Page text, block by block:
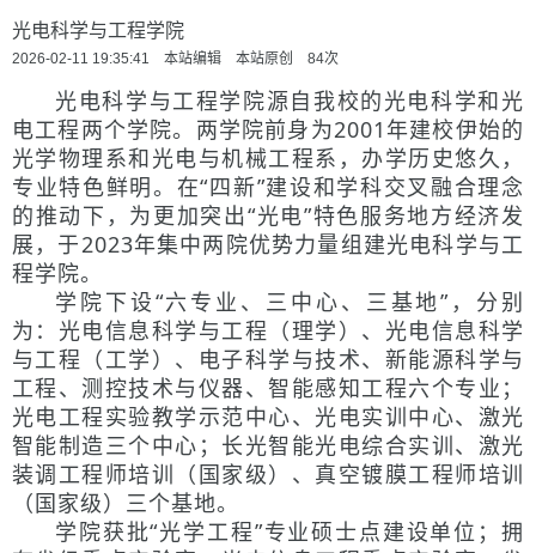
光电科学与工程学院
2026-02-11 19:35:41 本站编辑 本站原创 84次
光电科学与工程学院源自我校的光电科学和光
电工程两个学院。两学院前身为2001年建校伊始的
光学物理系和光电与机械工程系，办学历史悠久，
专业特色鲜明。在“四新”建设和学科交叉融合理念
的推动下，为更加突出“光电”特色服务地方经济发
展，于2023年集中两院优势力量组建光电科学与工
程学院。
学院下设“六专业、三中心、三基地”，分别
为：光电信息科学与工程（理学）、光电信息科学
与工程（工学）、电子科学与技术、新能源科学与
工程、测控技术与仪器、智能感知工程六个专业；
光电工程实验教学示范中心、光电实训中心、激光
智能制造三个中心；长光智能光电综合实训、激光
装调工程师培训（国家级）、真空镀膜工程师培训
（国家级）三个基地。
学院获批“光学工程”专业硕士点建设单位；拥